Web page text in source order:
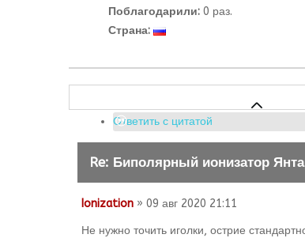
Поблагодарили: 0 раз.
Страна:
Ответить с цитатой
Re: Биполярный ионизатор
Ionization » 09 авг 2020 21:11
Не нужно точить иголки, острие